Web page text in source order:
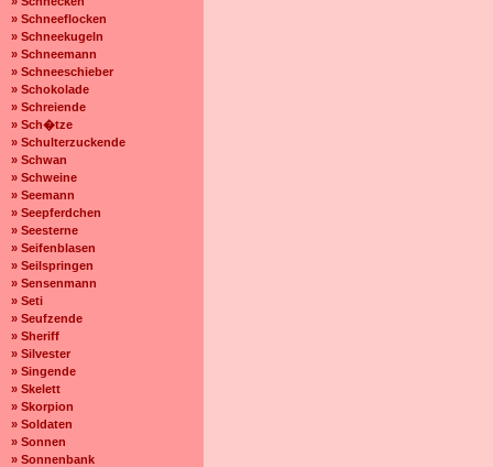
» Schneeflocken
» Schneekugeln
» Schneemann
» Schneeschieber
» Schokolade
» Schreiende
» Sch�tze
» Schulterzuckende
» Schwan
» Schweine
» Seemann
» Seepferdchen
» Seesterne
» Seifenblasen
» Seilspringen
» Sensenmann
» Seti
» Seufzende
» Sheriff
» Silvester
» Singende
» Skelett
» Skorpion
» Soldaten
» Sonnen
» Sonnenbank